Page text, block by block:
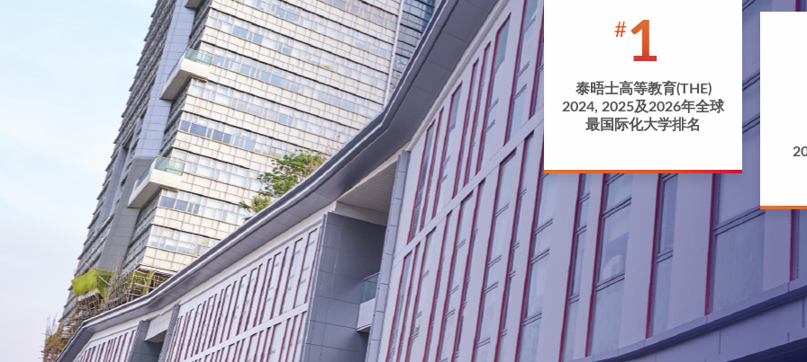
1
泰晤士高等教育(THE)
2024, 2025及2026年全球
最国际化大学排名